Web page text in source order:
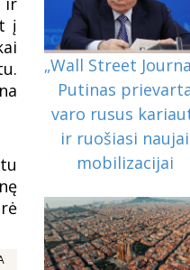
į
„Wall Street
Putinas
varo rusus
ir ruošiasi naujai
mobilizacijai